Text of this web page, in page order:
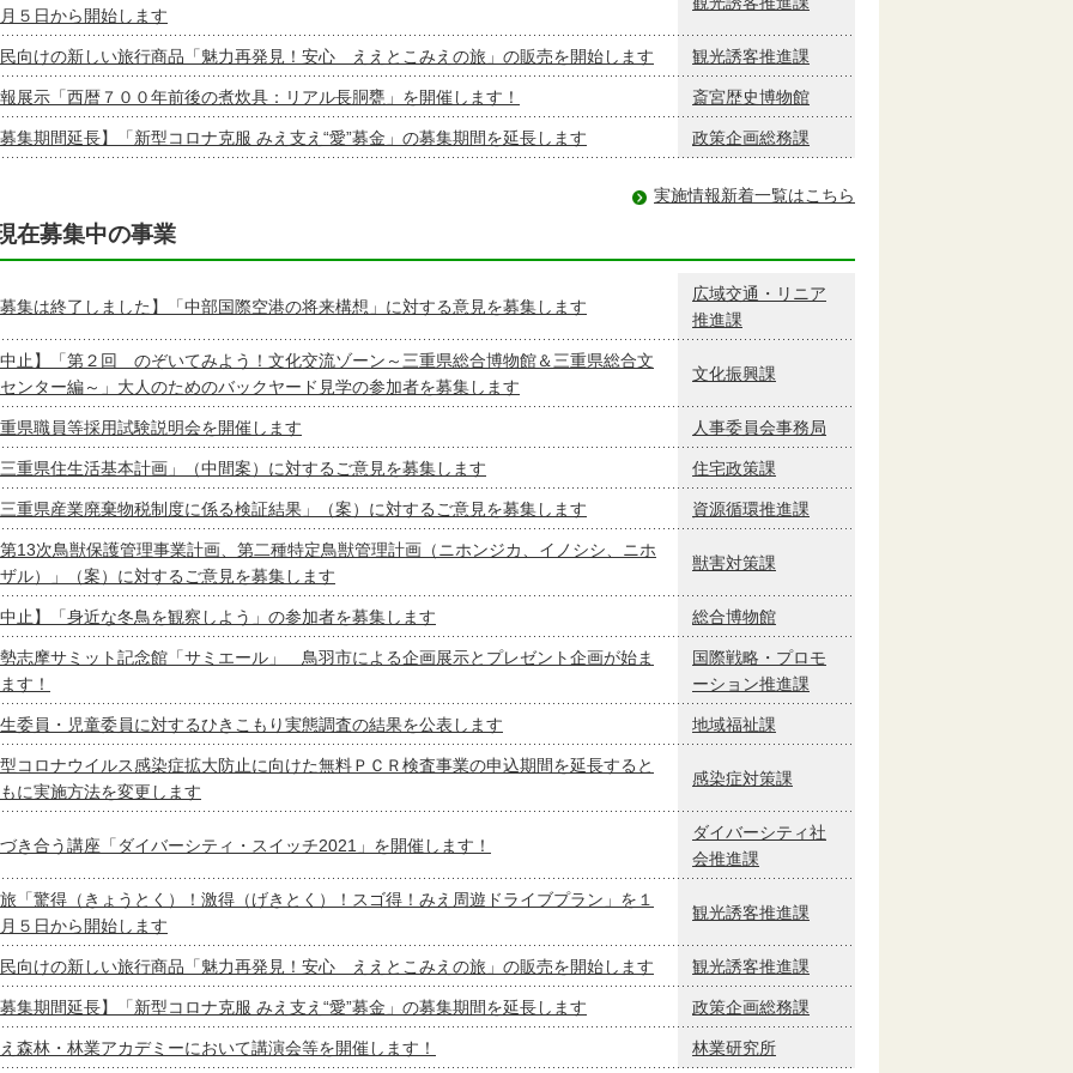
月５日から開始します
向けの新しい旅行商品「魅力再発見！安心 ええとこみえの旅」の販売を開始します 観光誘客推進課
展示「西暦７００年前後の煮炊具：リアル長胴甕」を開催します！ 斎宮歴史博物館
募集期間延長】「新型コロナ克服 みえ支え“愛”募金」の募集期間を延長します 政策企画総務課
実施情報新着一覧はこちら
在募集中の事業
募集は終了しました】「中部国際空港の将来構想」に対する意見を募集します
広域交通・リニア
推進課
中止】「第２回 のぞいてみよう！文化交流ゾーン～三重県総合博物館＆三重県総合文
ンター編～」大人のためのバックヤード見学の参加者を募集します
文化振興課
県職員等採用試験説明会を開催します 人事委員会事務局
三重県住生活基本計画」（中間案）に対するご意見を募集します 住宅政策課
三重県産業廃棄物税制度に係る検証結果」（案）に対するご意見を募集します 資源循環推進課
第13次鳥獣保護管理事業計画、第二種特定鳥獣管理計画（ニホンジカ、イノシシ、ニホ
ル）」（案）に対するご意見を募集します
獣害対策課
中止】「身近な冬鳥を観察しよう」の参加者を募集します 総合博物館
志摩サミット記念館「サミエール」 鳥羽市による企画展示とプレゼント企画が始ま
す！
国際戦略・プロモ
ーション推進課
委員・児童委員に対するひきこもり実態調査の結果を公表します 地域福祉課
コロナウイルス感染症拡大防止に向けた無料ＰＣＲ検査事業の申込期間を延長すると
に実施方法を変更します
感染症対策課
き合う講座「ダイバーシティ・スイッチ2021」を開催します！
ダイバーシティ社
会推進課
「驚得（きょうとく）！激得（げきとく）！スゴ得！みえ周遊ドライブプラン」を１
月５日から開始します
観光誘客推進課
向けの新しい旅行商品「魅力再発見！安心 ええとこみえの旅」の販売を開始します 観光誘客推進課
募集期間延長】「新型コロナ克服 みえ支え“愛”募金」の募集期間を延長します 政策企画総務課
森林・林業アカデミーにおいて講演会等を開催します！ 林業研究所